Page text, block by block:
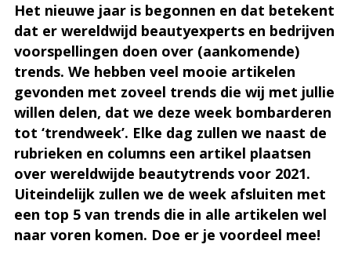
Het nieuwe jaar is begonnen en dat betekent
dat er wereldwijd beautyexperts en bedrijven
voorspellingen doen over (aankomende)
trends. We hebben veel mooie artikelen
gevonden met zoveel trends die wij met jullie
willen delen, dat we deze week bombarderen
tot ‘trendweek’. Elke dag zullen we naast de
rubrieken en columns een artikel plaatsen
over wereldwijde beautytrends voor 2021.
Uiteindelijk zullen we de week afsluiten met
een top 5 van trends die in alle artikelen wel
naar voren komen. Doe er je voordeel mee!